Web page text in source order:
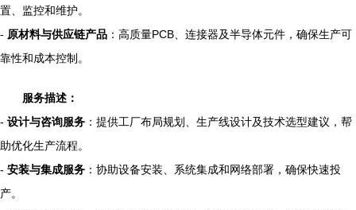
置、监控和维护。
- 原材料与供应链产品 ：高质量PCB、连接器及半导体元件，确保生产可
靠性和成本控制。
服务描述：
- 设计与咨询服务 ：提供工厂布局规划、生产线设计及技术选型建议，帮
助优化生产流程。
- 安装与集成服务 ：协助设备安装、系统集成和网络部署，确保快速投
产。